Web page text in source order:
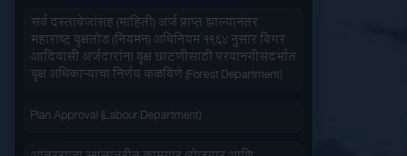
वापरण्यास सोपे
सर्व दस्तावेजांसह (माहिती) अर्ज प्राप्त झाल्यानंतर
महाराष्ट्र वृक्षतोड (नियमन) अधिनियम १९६४ नुसार बिगर
आदिवासी अर्जदारांना वृक्ष छाटणीसाठी परवानगीसंदर्भात
वृक्ष अधिकाऱ्याचा निर्णय कळविणे (Forest Department)
Plan Approval (Labour Department)
आंतरराज्य स्थलांतरीत कामगार (रोजगार आणि